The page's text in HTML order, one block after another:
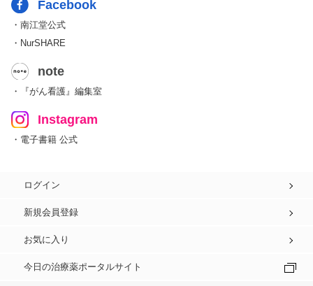
Facebook
・南江堂公式
・NurSHARE
note
・『がん看護』編集室
Instagram
・電子書籍 公式
ログイン
新規会員登録
お気に入り
今日の治療薬ポータルサイト